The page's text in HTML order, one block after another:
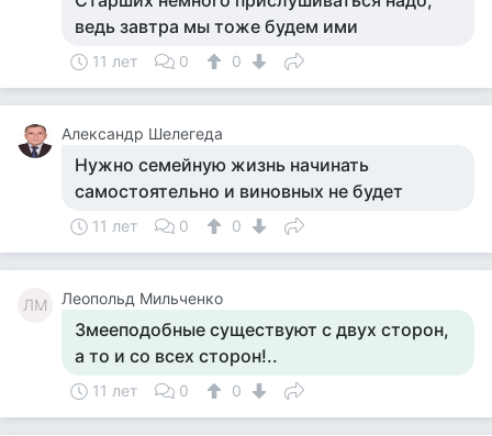
ведь завтра мы тоже будем ими
11 лет 0 0
Александр Шелегеда
Нужно семейную жизнь начинать
самостоятельно и виновных не будет
11 лет 0 0
ЛМ Леопольд Мильченко
Змееподобные существуют с двух сторон,
а то и со всех сторон!..
11 лет 0 0